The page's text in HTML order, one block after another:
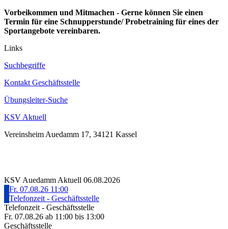
Vorbeikommen und Mitmachen - Gerne können Sie einen
Termin für eine Schnupperstunde/ Probetraining für eines der
Sportangebote vereinbaren.
Links
Suchbegriffe
Kontakt Geschäftsstelle
Übungsleiter-Suche
KSV Aktuell
Vereinsheim Auedamm 17, 34121 Kassel
KSV Auedamm Aktuell 06.08.2026
Fr. 07.08.26 11:00
Telefonzeit - Geschäftsstelle
Telefonzeit - Geschäftsstelle
Fr. 07.08.26 ab 11:00 bis 13:00
Geschäftsstelle